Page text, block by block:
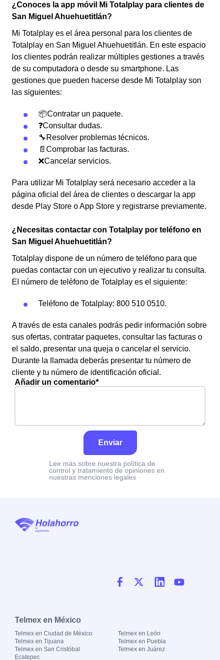
¿Conoces la app móvil Mi Totalplay para clientes de
San Miguel Ahuehuetitlán?
Mi Totalplay es el área personal para los clientes de
Totalplay en San Miguel Ahuehuetitlán. En este espacio
los clientes podrán realizar múltiples gestiones a través
de su computadora o desde su smartphone. Las
gestiones que pueden hacerse desde Mi Totalplay son
las siguientes:
📦Contratar un paquete.
❓Consultar dudas.
🔧Resolver problemas técnicos.
📄Comprobar las facturas.
❌Cancelar servicios.
Para utilizar Mi Totalplay será necesario acceder a la
página oficial del área de clientes o descargar la app
desde Play Store o App Store y registrarse previamente.
¿Necesitas contactar con Totalplay por teléfono en
San Miguel Ahuehuetitlán?
Totalplay dispone de un número de teléfono para que
puedas contactar con un ejecutivo y realizar tu consulta.
El número de teléfono de Totalplay es el siguiente:
Teléfono de Totalplay: 800 510 0510.
A través de esta canales podrás pedir información sobre
sus ofertas, contratar paquetes, consultar las facturas o
el saldo, presentar una queja o cancelar el servicio.
Durante la llamada deberás presentar tu número de
cliente y tu número de identificación oficial.
Añadir un comentario*
Enviar
Lee más sobre nuestra política de
control y tratamiento de opiniones en
nuestras menciones legales
Telmex en México
Telmex en Ciudad de México
Telmex en Tijuana
Telmex en San Cristóbal
Ecatepec
Telmex en León
Telmex en Puebla
Telmex en Juárez